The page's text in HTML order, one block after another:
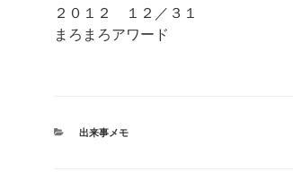
２０１２ １２／３１
まろまろアワード
カ
出来事メモ